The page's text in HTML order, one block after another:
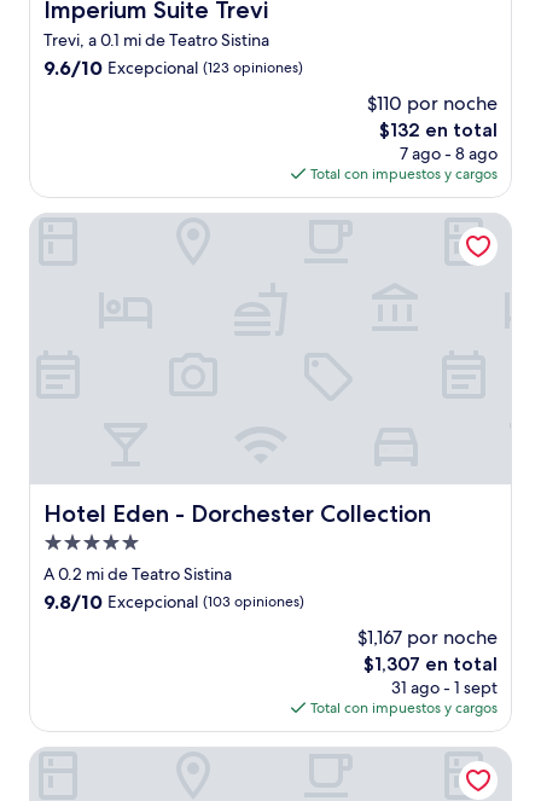
Imperium Suite Trevi
Imperium Suite Trevi
Trevi, a 0.1 mi de Teatro Sistina
9.6
9.6/10 Excepcional (123 opiniones)
$110 por noche
El
precio
actual
es
de
$132 en total
7 ago - 8 ago
Total con impuestos y cargos
Hotel Eden - Dorchester Collection
Hotel Eden - Dorchester Collection
Propiedad
de
5.0
A 0.2 mi de Teatro Sistina
9.8
9.8/10 Excepcional (103 opiniones)
$1,167 por noche
El
precio
actual
es
de
$1,307 en total
31 ago - 1 sept
Total con impuestos y cargos
Hotel Eden - Dorchester Collection
Residenza Piranesi Boutique Hotel